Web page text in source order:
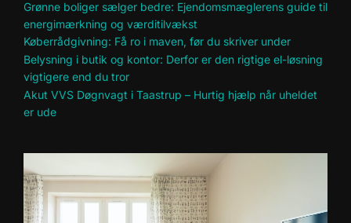
Grønne boliger sælger bedre: Ejendomsmæglerens guide til
energimærkning og værditilvækst
Køberrådgivning: Få ro i maven, før du skriver under
Belysning i butik og kontor: Derfor er den rigtige el-løsning
vigtigere end du tror
Akut VVS Døgnvagt i Taastrup – Hurtig hjælp når uheldet
er ude